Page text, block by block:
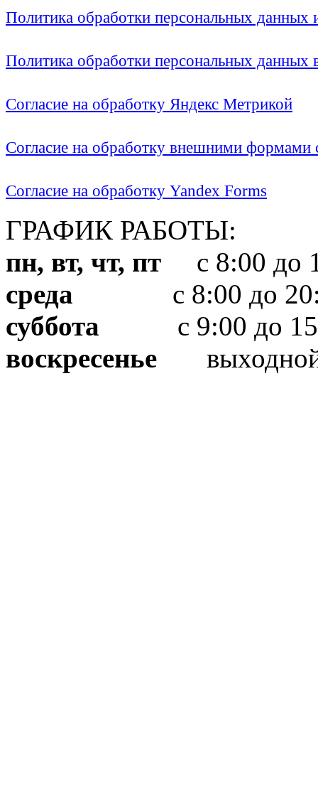
Политика обработки персональных
Политика обработки персональных
Согласие на обработку Яндекс Метрикой
Согласие на обработку внешними формами
Согласие на обработку Yandex Forms
ГРАФИК РАБОТЫ:
пн, вт, чт, пт с 8:00 до
среда с 8:00 до
суббота с 9:00 до
воскресенье